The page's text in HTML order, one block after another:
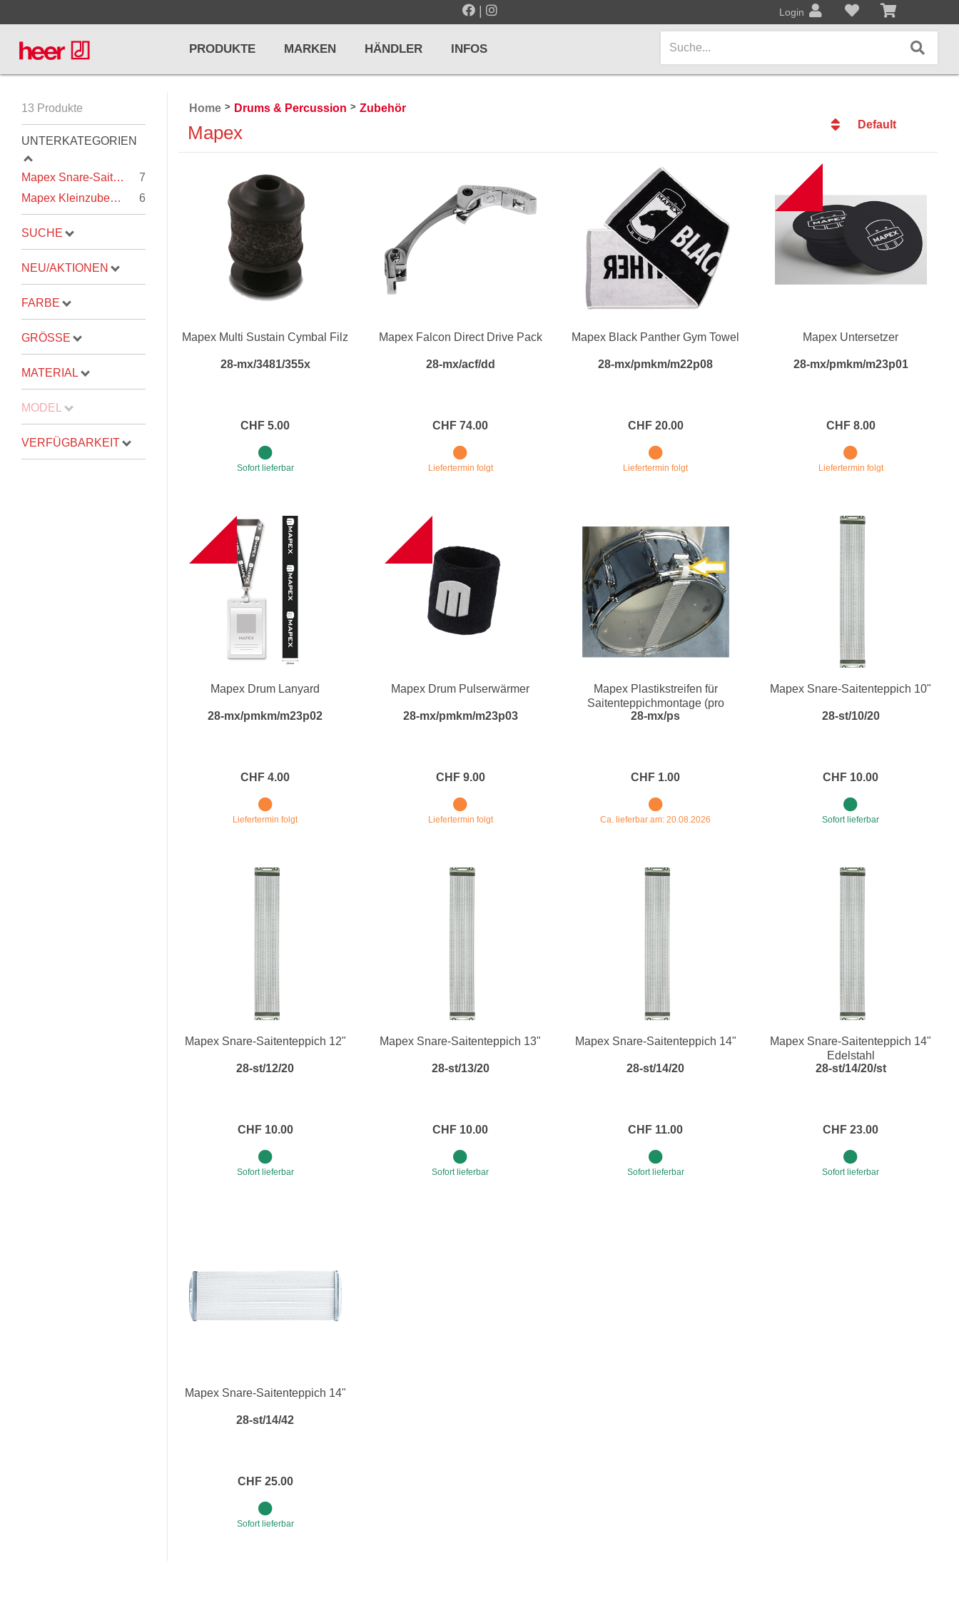
| Login
PRODUKTE
LICHT / EFFEKTE
Effekte
... mehr
Metronome und Taktelle
Stimmgabeln und Stimmgeräte
... mehr
Westerngitarren
E-Gitarren
AMPS / EFFEKTPEDALE
Effekt- und Bodenpedale
Covers und Softcases
KEYBOARDS / PIANO
Keyboards / Pianos
Proel Pro Audio
Samson Pro Audio
Ständer
Schlagzeuge
Snaredrums
HOLZBLASINSTRUMENTE
Blockflöten
Piccoloflöte
Blechblasinstrumente Premium
Blechblasinstrumente
STREICHINSTRUMENTE
MARKEN HÄNDLER INFOS
Infos
Preisliste
13 Produkte
UNTERKATEGORIEN
Mapex Snare-Saitenteppiche
7
Mapex Kleinzubehör
6
SUCHE
NEU/AKTIONEN
FARBE
GRÖSSE
MATERIAL
MODEL
VERFÜGBARKEIT
Home > Drums & Percussion > Zubehör
Mapex
Default
Name
Name
Preis
Preis
Mapex Multi Sustain Cymbal Filz
28-mx/3481/355x
CHF 5.00
Sofort lieferbar
Mapex Falcon Direct Drive Pack
28-mx/acf/dd
CHF 74.00
Liefertermin folgt
Mapex Black Panther Gym Towel
28-mx/pmkm/m22p08
CHF 20.00
Liefertermin folgt
Mapex Untersetzer
28-mx/pmkm/m23p01
CHF 8.00
Liefertermin folgt
Mapex Drum Lanyard
28-mx/pmkm/m23p02
CHF 4.00
Liefertermin folgt
Mapex Drum Pulserwärmer
28-mx/pmkm/m23p03
CHF 9.00
Liefertermin folgt
Mapex Plastikstreifen für
Saitenteppichmontage (pro
Stück)
28-mx/ps
CHF 1.00
Ca. lieferbar am: 20.08.2026
Mapex Snare-Saitenteppich 10"
28-st/10/20
CHF 10.00
Sofort lieferbar
Mapex Snare-Saitenteppich 12"
28-st/12/20
CHF 10.00
Sofort lieferbar
Mapex Snare-Saitenteppich 13"
28-st/13/20
CHF 10.00
Sofort lieferbar
Mapex Snare-Saitenteppich 14"
28-st/14/20
CHF 11.00
Sofort lieferbar
Mapex Snare-Saitenteppich 14"
Edelstahl
28-st/14/20/st
CHF 23.00
Sofort lieferbar
Mapex Snare-Saitenteppich 14"
28-st/14/42
CHF 25.00
Sofort lieferbar